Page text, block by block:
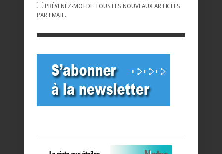
PRÉVENEZ-MOI DE TOUS LES NOUVEAUX ARTICLES
PAR EMAIL.